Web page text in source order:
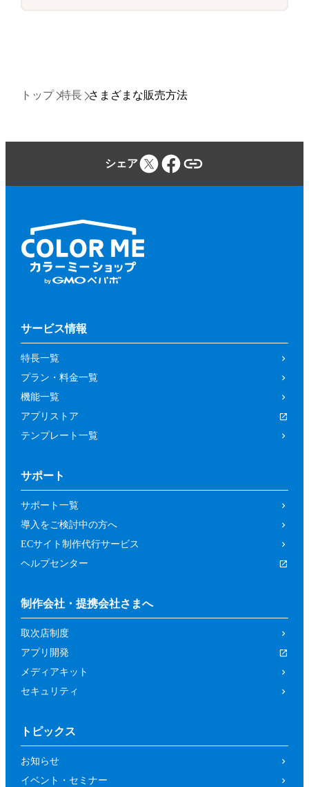
トップ 特長 さまざまな販売方法
シェア
サービス情報
特長一覧
プラン・料金一覧
機能一覧
アプリストア
テンプレート一覧
サポート
サポート一覧
導入をご検討中の方へ
ECサイト制作代行サービス
ヘルプセンター
制作会社・提携会社さまへ
取次店制度
アプリ開発
メディアキット
セキュリティ
トピックス
お知らせ
イベント・セミナー